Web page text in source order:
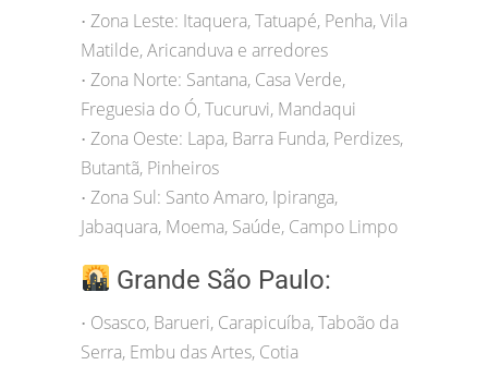
• Zona Leste: Itaquera, Tatuapé, Penha, Vila
Matilde, Aricanduva e arredores
• Zona Norte: Santana, Casa Verde,
Freguesia do Ó, Tucuruvi, Mandaqui
• Zona Oeste: Lapa, Barra Funda, Perdizes,
Butantã, Pinheiros
• Zona Sul: Santo Amaro, Ipiranga,
Jabaquara, Moema, Saúde, Campo Limpo
Grande São Paulo:
• Osasco, Barueri, Carapicuíba, Taboão da
Serra, Embu das Artes, Cotia